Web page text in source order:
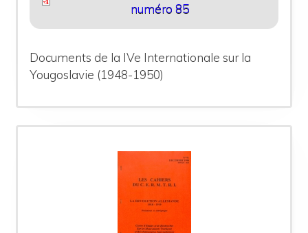
numéro 85
Documents de la IVe Internationale sur la
Yougoslavie (1948-1950)